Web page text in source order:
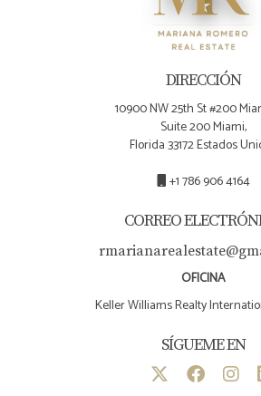
en contacto con Mariana Romero
DIRECCIÓN
10900 NW 25th St #200
Suite 200 Miami,
Florida 33172 Estados
+1 786 906 4164
CORREO
OFICINA
Keller Williams Realty
SÍGUEME EN